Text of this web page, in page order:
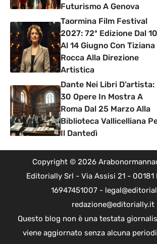
Futurismo A Genova
Taormina Film Festival
2027: 72ª Edizione Dal 10
Al 14 Giugno Con Tiziana
Rocca Alla Direzione
Artistica
Dante Nei Libri D’artista:
30 Opere In Mostra A
Roma Dal 25 Marzo Alla
Biblioteca Vallicelliana
Il Dantedì
Copyright © 2026
Editorially Srl - Via Assisi 21 - 00181
16947451007 -
redazione@editorially.it
Questo blog non è una testata
viene aggiornato senza alcuna